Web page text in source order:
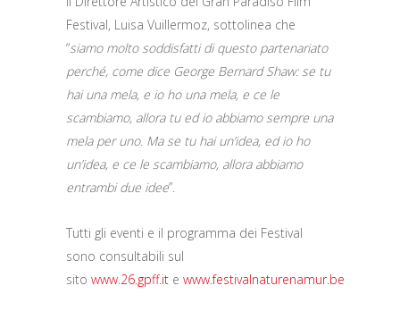
Festival, Luisa Vuillermoz, sottolinea che
“siamo molto soddisfatti di questo partenariato
perché, come dice George Bernard Shaw: se tu
hai una mela, e io ho una mela, e ce le
scambiamo, allora tu ed io abbiamo sempre una
mela per uno. Ma se tu hai un’idea, ed io ho
un’idea, e ce le scambiamo, allora abbiamo
entrambi due idee”.
Tutti gli eventi e il programma dei Festival
sono consultabili sul
sito www.26.gpff.it e www.festivalnaturenamur.be